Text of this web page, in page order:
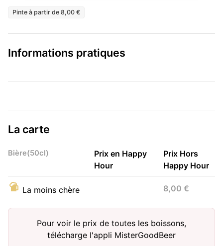
Pinte à partir de 8,00 €
Informations pratiques
La carte
Bière(50cl)
Prix en Happy
Hour
Prix Hors
Happy Hour
La moins chère 8,00 €
Pour voir le prix de toutes les boissons,
télécharge l'appli MisterGoodBeer